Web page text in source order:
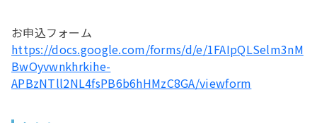
お申込フォーム
https://docs.google.com/forms/d/e/1FAIpQLSelm3nM
BwOyvwnkhrkihe-
APBzNTll2NL4fsPB6b6hHMzC8GA/viewform